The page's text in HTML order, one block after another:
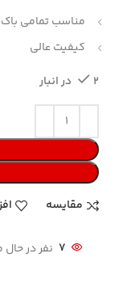
مناسب تمامی
کیفیت عالی
2 در انبار
مقایسه
7 نفر در